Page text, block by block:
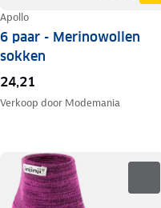
Apollo
6 paar - Merinowollen
sokken
24,21
Verkoop door Modemania